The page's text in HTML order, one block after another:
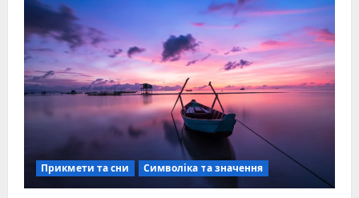
Прикмети та сни Символіка та значення